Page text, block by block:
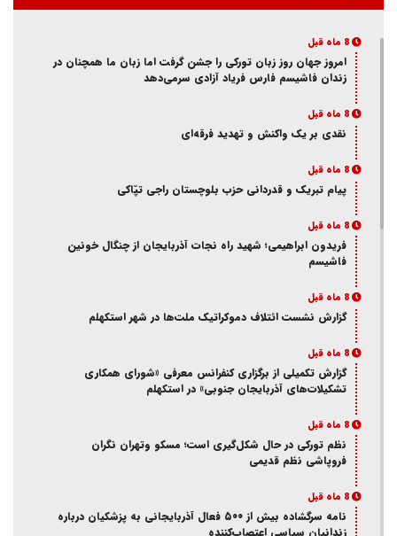
8 ماه قبل
امروز جهان روز زبان تورکی را جشن گرفت اما زبان ما همچنان در
زندان فاشیسم فارس فریاد آزادی سر‌می‌دهد
8 ماه قبل
نقدی بر یک واکنش و‌ تهدید فرقه‌ای
8 ماه قبل
پیام تبریک و قدردانی حزب بلوچستان راجی تپّاکی
8 ماه قبل
فریدون ابراهیمی؛ شهید راه نجات آذربایجان از چنگال خونین
فاشیسم
8 ماه قبل
گزارش نشست ائتلاف دموکراتیک ملت‌ها در شهر استکهلم
8 ماه قبل
گزارش تکمیلی از برگزاری کنفرانس معرفی «شورای همکاری
تشکیلات‌های آذربایجان جنوبی» در استکهلم
8 ماه قبل
نظم تورکی در حال شکل‌گیری است؛ مسکو وتهران نگران
فروپاشی نظم قدیمی
8 ماه قبل
نامه سرگشاده بیش از ۵۰۰ فعال آذربایجانی به پزشکیان درباره
زندانیان سیاسیِ اعتصاب‌کننده